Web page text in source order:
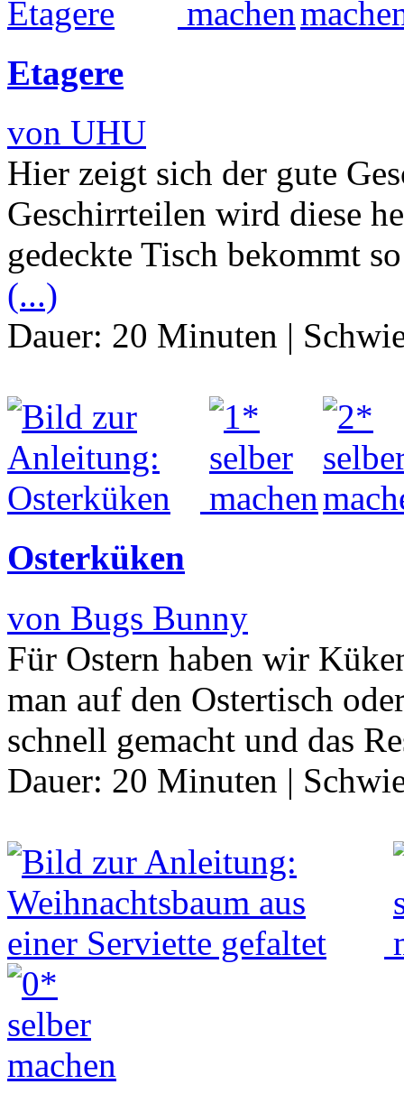
Etagere
von UHU
Hier zeigt sich der gute
Geschirrteilen wird diese
gedeckte Tisch bekommt
(...)
Dauer: 20 Minuten |
Osterküken
von Bugs Bunny
Für Ostern haben wir
man auf den Ostertisch
schnell gemacht und das
Dauer: 20 Minuten |